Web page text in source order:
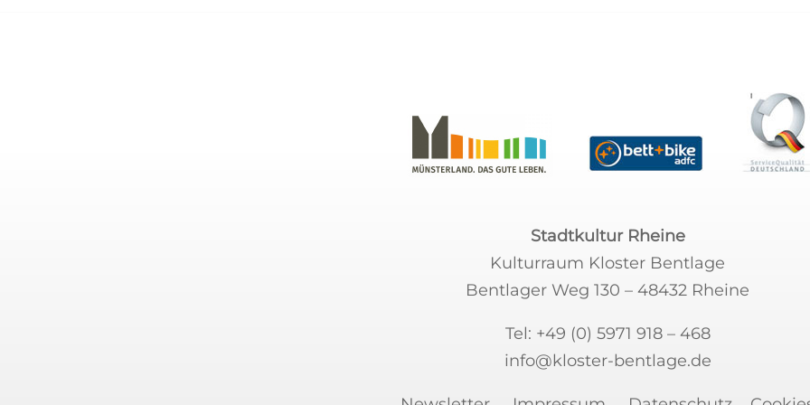
Stadtkultur Rheine
Kulturraum Kloster Bentlage
Bentlager Weg 130 – 48432 Rheine
Tel: +49 (0) 5971 918 – 468
info@kloster-bentlage.de